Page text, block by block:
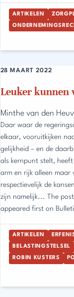
ARTIKELEN
Leuker kunnen
28 MAART 2022
Minthe van den
Daar waar de
elkaar, vooruitkijken
gelijkheid – en de
als kernpunt stelt, heeft
arm en rijk alleen maar
respectievelijk de
zijn namelijk... The
appeared first on
ARTIKELEN
BELASTINGSTELSEL
ROBIN KUSTERS